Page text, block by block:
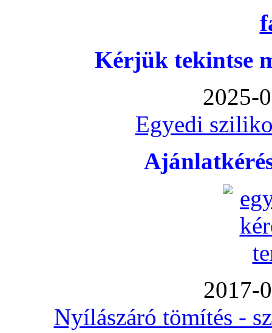
Kérjük tekintse
2025-
Egyedi
2017-
Nyílászáró tömítés -